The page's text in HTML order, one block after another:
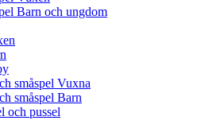
Barn och ungdom
småspel Vuxna
småspel Barn
och pussel